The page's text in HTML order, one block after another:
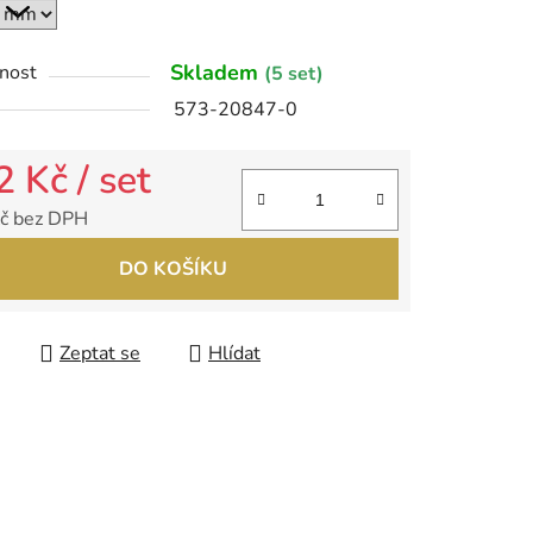
Skladem (5 set)
573-20847-0
Kč/ set
bez DPH
DO KOŠÍKU
Zeptat se Hlídat